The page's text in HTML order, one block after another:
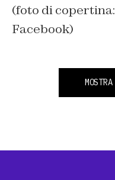
(foto di
Facebook)